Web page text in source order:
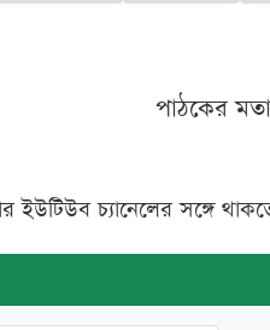
পাঠকের
ইউটিউব চ্যানেলের সঙ্গে